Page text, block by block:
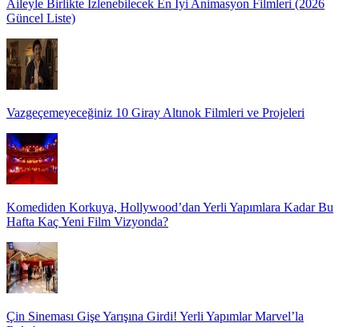
Aileyle Birlikte İzlenebilecek En İyi Animasyon Filmleri (2026
Güncel Liste)
Vazgeçemeyeceğiniz 10 Giray Altınok Filmleri ve Projeleri
Komediden Korkuya, Hollywood’dan Yerli Yapımlara Kadar Bu
Hafta Kaç Yeni Film Vizyonda?
Çin Sineması Gişe Yarışına Girdi! Yerli Yapımlar Marvel’la